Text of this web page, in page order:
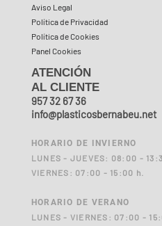
Aviso Legal
Política de Privacidad
Política de Cookies
Panel Cookies
ATENCIÓN
AL CLIENTE
957 32 67 36
info@plasticosbernabeu.net
HORARIO DE INVIERNO
LUNES - JUEVES: 08:00 -
VIERNES: 07:00 - 15:00 h.
HORARIO DE VERANO
LUNES - VIERNES: 07:00 -